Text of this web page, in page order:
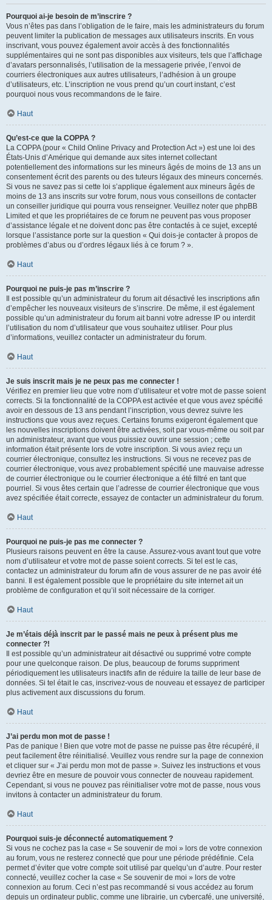
Pourquoi ai-je besoin de m’inscrire ?
Vous n’êtes pas dans l’obligation de le faire, mais les administrateurs du forum
peuvent limiter la publication de messages aux utilisateurs inscrits. En vous
inscrivant, vous pouvez également avoir accès à des fonctionnalités
supplémentaires qui ne sont pas disponibles aux visiteurs, tels que l’affichage
d’avatars personnalisés, l’utilisation de la messagerie privée, l’envoi de
courriers électroniques aux autres utilisateurs, l’adhésion à un groupe
d’utilisateurs, etc. L’inscription ne vous prend qu’un court instant, c’est
pourquoi nous vous recommandons de le faire.
Haut
Qu’est-ce que la COPPA ?
La COPPA (pour « Child Online Privacy and Protection Act ») est une loi des
États-Unis d’Amérique qui demande aux sites internet collectant
potentiellement des informations sur les mineurs âgés de moins de 13 ans un
consentement écrit des parents ou des tuteurs légaux des mineurs concernés.
Si vous ne savez pas si cette loi s’applique également aux mineurs âgés de
moins de 13 ans inscrits sur votre forum, nous vous conseillons de contacter
un conseiller juridique qui pourra vous renseigner. Veuillez noter que phpBB
Limited et que les propriétaires de ce forum ne peuvent pas vous proposer
d’assistance légale et ne doivent donc pas être contactés à ce sujet, excepté
lorsque l’assistance porte sur la question « Qui dois-je contacter à propos de
problèmes d’abus ou d’ordres légaux liés à ce forum ? ».
Haut
Pourquoi ne puis-je pas m’inscrire ?
Il est possible qu’un administrateur du forum ait désactivé les inscriptions afin
d’empêcher les nouveaux visiteurs de s’inscrire. De même, il est également
possible qu’un administrateur du forum ait banni votre adresse IP ou interdit
l’utilisation du nom d’utilisateur que vous souhaitez utiliser. Pour plus
d’informations, veuillez contacter un administrateur du forum.
Haut
Je suis inscrit mais je ne peux pas me connecter !
Vérifiez en premier lieu que votre nom d’utilisateur et votre mot de passe soient
corrects. Si la fonctionnalité de la COPPA est activée et que vous avez spécifié
avoir en dessous de 13 ans pendant l’inscription, vous devrez suivre les
instructions que vous avez reçues. Certains forums exigeront également que
les nouvelles inscriptions doivent être activées, soit par vous-même ou soit par
un administrateur, avant que vous puissiez ouvrir une session ; cette
information était présente lors de votre inscription. Si vous aviez reçu un
courrier électronique, consultez les instructions. Si vous ne recevez pas de
courrier électronique, vous avez probablement spécifié une mauvaise adresse
de courrier électronique ou le courrier électronique a été filtré en tant que
pourriel. Si vous êtes certain que l’adresse de courrier électronique que vous
avez spécifiée était correcte, essayez de contacter un administrateur du forum.
Haut
Pourquoi ne puis-je pas me connecter ?
Plusieurs raisons peuvent en être la cause. Assurez-vous avant tout que votre
nom d’utilisateur et votre mot de passe soient corrects. Si tel est le cas,
contactez un administrateur du forum afin de vous assurer de ne pas avoir été
banni. Il est également possible que le propriétaire du site internet ait un
problème de configuration et qu’il soit nécessaire de la corriger.
Haut
Je m’étais déjà inscrit par le passé mais ne peux à présent plus me
connecter ?!
Il est possible qu’un administrateur ait désactivé ou supprimé votre compte
pour une quelconque raison. De plus, beaucoup de forums suppriment
périodiquement les utilisateurs inactifs afin de réduire la taille de leur base de
données. Si tel était le cas, inscrivez-vous de nouveau et essayez de participer
plus activement aux discussions du forum.
Haut
J’ai perdu mon mot de passe !
Pas de panique ! Bien que votre mot de passe ne puisse pas être récupéré, il
peut facilement être réinitialisé. Veuillez vous rendre sur la page de connexion
et cliquer sur « J’ai perdu mon mot de passe ». Suivez les instructions et vous
devriez être en mesure de pouvoir vous connecter de nouveau rapidement.
Cependant, si vous ne pouvez pas réinitialiser votre mot de passe, nous vous
invitons à contacter un administrateur du forum.
Haut
Pourquoi suis-je déconnecté automatiquement ?
Si vous ne cochez pas la case « Se souvenir de moi » lors de votre connexion
au forum, vous ne resterez connecté que pour une période prédéfinie. Cela
permet d’éviter que votre compte soit utilisé par quelqu’un d’autre. Pour rester
connecté, veuillez cocher la case « Se souvenir de moi » lors de votre
connexion au forum. Ceci n’est pas recommandé si vous accédez au forum
depuis un ordinateur public, comme une librairie, un cybercafé, une université,